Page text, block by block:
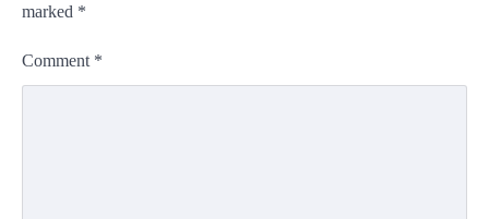
marked *
Comment *